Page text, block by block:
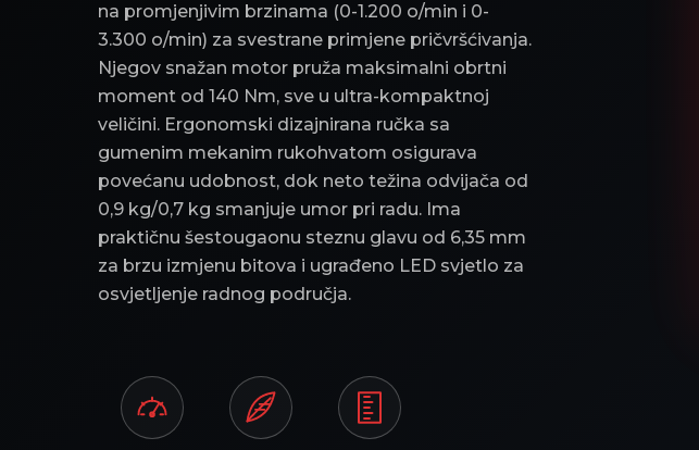
na promjenjivim brzinama (0-1.200 o/min i 0-
3.300 o/min) za svestrane primjene pričvršćivanja.
Njegov snažan motor pruža maksimalni obrtni
moment od 140 Nm, sve u ultra-kompaktnoj
veličini. Ergonomski dizajnirana ručka sa
gumenim mekanim rukohvatom osigurava
povećanu udobnost, dok neto težina odvijača od
0,9 kg/0,7 kg smanjuje umor pri radu. Ima
praktičnu šestougaonu steznu glavu od 6,35 mm
za brzu izmjenu bitova i ugrađeno LED svjetlo za
osvjetljenje radnog područja.